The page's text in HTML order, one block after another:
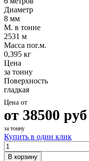
Диаметр
8 мм
М. в тонне
2531 м
Масса пог.м.
0,395 кг
Цена
за тонну
Поверхность
гладкая
Цена от
от 38500 руб
за тонну
Купить в один клик
В корзину